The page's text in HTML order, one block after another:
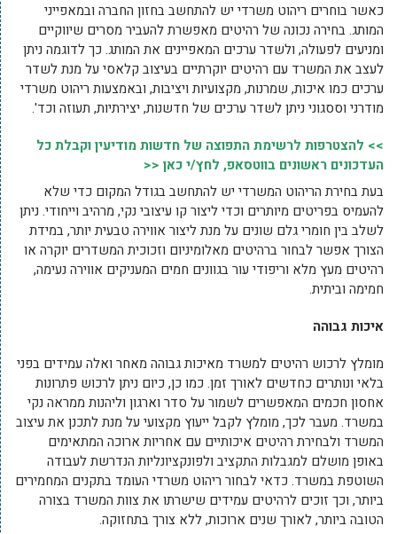
כאשר בוחרים ריהוט משרדי יש להתחשב בחזון החברה ובמאפייני
המותג. בחירה נכונה של רהיטים מאפשרת להעביר מסרים שיווקיים
ומניעים לפעולה, ולשדר ערכים המאפיינים את המותג. כך לדוגמה ניתן
לעצב את המשרד עם רהיטים יוקרתיים בעיצוב קלאסי על מנת לשדר
ערכים כמו איכות, שמרנות, מקצועיות ויציבות, ובאמצעות ריהוט משרדי
מודרני וססגוני ניתן לשדר ערכים של חדשנות, יצירתיות, תעוזה וכד'.
>> להצטרפות לרשימת התפוצה של חדשות מודיעין וקבלת כל
העדכונים ראשונים בווטסאפ, לחץ/י כאן <<
בעת בחירת הריהוט המשרדי יש להתחשב בגודל המקום כדי שלא
להעמיס בפריטים מיותרים וכדי ליצור קו עיצובי נקי, מרהיב וייחודי. ניתן
לשלב בין חומרי גלם שונים על מנת ליצור אווירה טבעית יותר, במידת
הצורך אפשר לבחור ברהיטים מאלומיניום וזכוכית המשדרים יוקרה או
רהיטים מעץ מלא וריפודי עור בגוונים חמים המעניקים אווירה נעימה,
חמימה וביתית.
איכות גבוהה
מומלץ לרכוש רהיטים למשרד מאיכות גבוהה מאחר ואלה עמידים בפני
בלאי ונותרים כחדשים לאורך זמן. כמו כן, כיום ניתן לרכוש פתרונות
אחסון חכמים המאפשרים לשמור על סדר וארגון וליהנות ממראה נקי
במשרד. מעבר לכך, מומלץ לקבל ייעוץ מקצועי על מנת לתכנן את עיצוב
המשרד ולבחירת רהיטים איכותיים עם אחריות ארוכה המתאימים
באופן מושלם למגבלות התקציב ולפונקציונליות הנדרשת לעבודה
השוטפת במשרד. כדאי לבחור ריהוט משרדי העומד בתקנים המחמירים
ביותר, וכך זוכים לרהיטים עמידים שישרתו את צוות המשרד בצורה
הטובה ביותר, לאורך שנים ארוכות, ללא צורך בתחזוקה.